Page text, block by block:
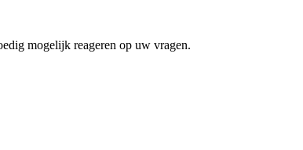
mogelijk reageren op uw vragen.